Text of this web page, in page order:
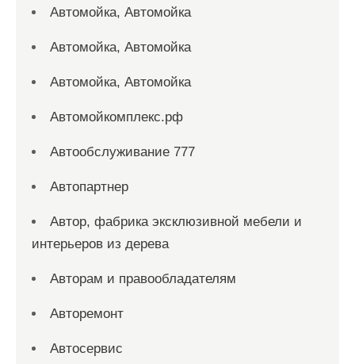
Автомойка, Автомойка
Автомойка, Автомойка
Автомойка, Автомойка
Автомойкомплекс.рф
Автообслуживание 777
Автопартнер
Автор, фабрика эксклюзивной мебели и
интерьеров из дерева
Авторам и правообладателям
Авторемонт
Автосервис